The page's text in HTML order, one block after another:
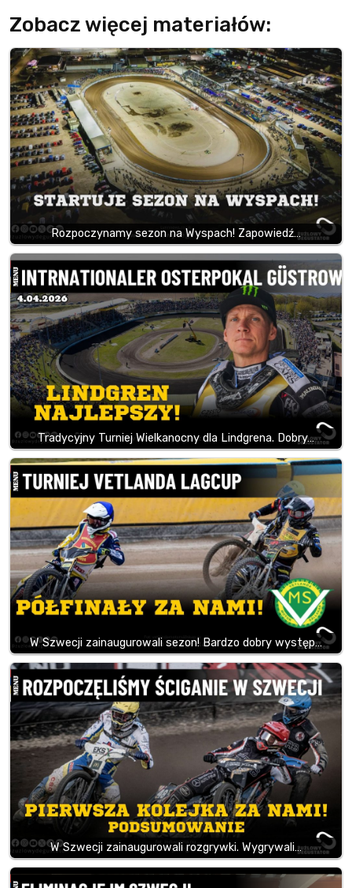
Zobacz więcej materiałów:
Rozpoczynamy sezon na Wyspach! Zapowiedź…
Tradycyjny Turniej Wielkanocny dla Lindgrena. Dobry…
W Szwecji zainaugurowali sezon! Bardzo dobry występ…
W Szwecji zainaugurowali rozgrywki. Wygrywali…